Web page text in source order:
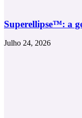
Superellipse™: a
Julho 24, 2026